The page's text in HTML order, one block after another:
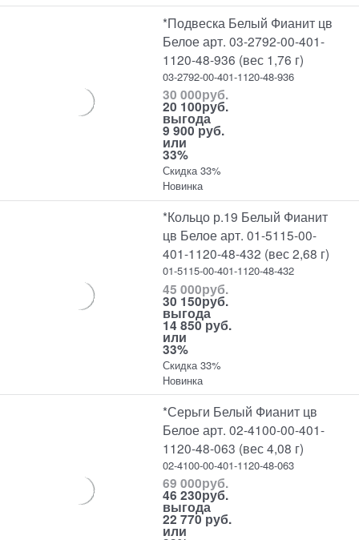
*Подвеска Белый Фианит цв
Белое арт. 03-2792-00-401-
1120-48-936 (вес 1,76 г)
03-2792-00-401-1120-48-936
30 000руб.
20 100руб.
выгода
9 900 руб.
или
33%
Скидка 33%
Новинка
*Кольцо р.19 Белый Фианит
цв Белое арт. 01-5115-00-
401-1120-48-432 (вес 2,68 г)
01-5115-00-401-1120-48-432
45 000руб.
30 150руб.
выгода
14 850 руб.
или
33%
Скидка 33%
Новинка
*Серьги Белый Фианит цв
Белое арт. 02-4100-00-401-
1120-48-063 (вес 4,08 г)
02-4100-00-401-1120-48-063
69 000руб.
46 230руб.
выгода
22 770 руб.
или